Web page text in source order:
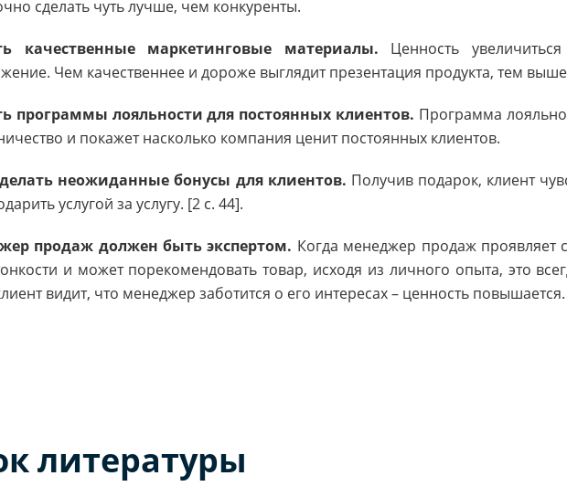
сделать чуть лучше, чем конкуренты.
качественные маркетинговые материалы. Ценность
Чем качественнее и дороже выглядит презентация продукта, тем
программы лояльности для постоянных клиентов. Программа
и покажет насколько компания ценит постоянных клиентов.
неожиданные бонусы для клиентов. Получив подарок, клиент
услугой за услугу. [2 с. 44].
продаж должен быть экспертом. Когда менеджер продаж проявляет
и может порекомендовать товар, исходя из личного опыта, это
видит, что менеджер заботится о его интересах – ценность повышается.
литературы